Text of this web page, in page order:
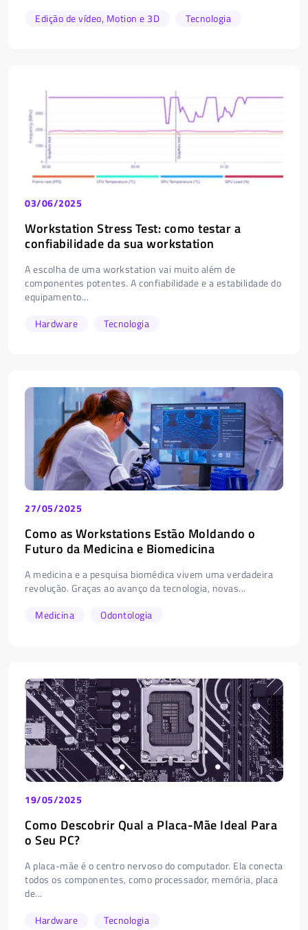
Edição de vídeo, Motion e 3D
Tecnologia
03/06/2025
Workstation Stress Test: como testar a
confiabilidade da sua workstation
A escolha de uma workstation vai muito além de
componentes potentes. A confiabilidade e a estabilidade do
equipamento...
Hardware
Tecnologia
27/05/2025
Como as Workstations Estão Moldando o
Futuro da Medicina e Biomedicina
A medicina e a pesquisa biomédica vivem uma verdadeira
revolução. Graças ao avanço da tecnologia, novas...
Medicina
Odontologia
19/05/2025
Como Descobrir Qual a Placa-Mãe Ideal Para
o Seu PC?
A placa-mãe é o centro nervoso do computador. Ela conecta
todos os componentes, como processador, memória, placa
de...
Hardware
Tecnologia